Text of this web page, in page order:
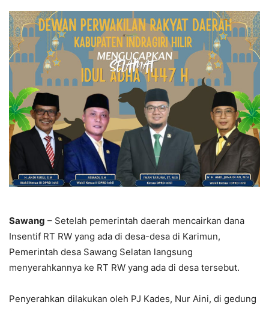
Sawang – Setelah pemerintah daerah mencairkan dana
Insentif RT RW yang ada di desa-desa di Karimun,
Pemerintah desa Sawang Selatan langsung
menyerahkannya ke RT RW yang ada di desa tersebut.
Penyerahkan dilakukan oleh PJ Kades, Nur Aini, di gedung